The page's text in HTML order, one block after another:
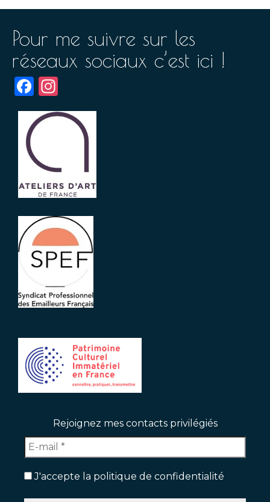
Pour me suivre sur les
réseaux sociaux c’est ici !
Facebook
Rejoignez mes contacts privilégiés
J'accepte la politique de confidentialité